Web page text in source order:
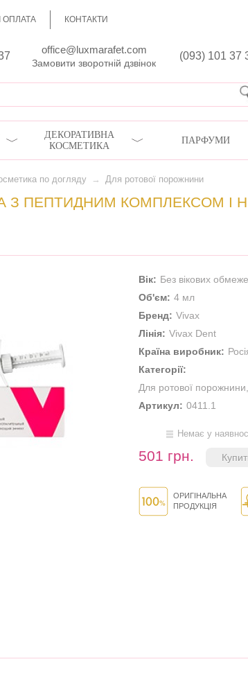
ОПЛАТА КОНТАКТИ
office@luxmarafet.com
(093) 101 37
Замовити зворотній дзвінок
ДЕКОРАТИВНА
КОСМЕТИКА
ПАРФУМИ
по догляду → Для ротової порожнини
ПЕПТИДНИМ КОМПЛЕКСОМ І
Вік: Без вікових
Об'єм: 4 мл
Бренд: Vivax
Лінія: Vivax Dent
Країна виробник:
Категорії:
Для ротової порожнини
Артикул: 0411.1
Немає у
501 грн.
ОРИГІНАЛЬНА
ПРОДУКЦІЯ